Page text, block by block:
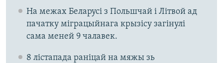
На межах Беларусі з Польшчай і Літвой ад
пачатку міграцыйнага крызісу загінулі
сама меней 9 чалавек.
8 лістапада раніцай на мяжы зь